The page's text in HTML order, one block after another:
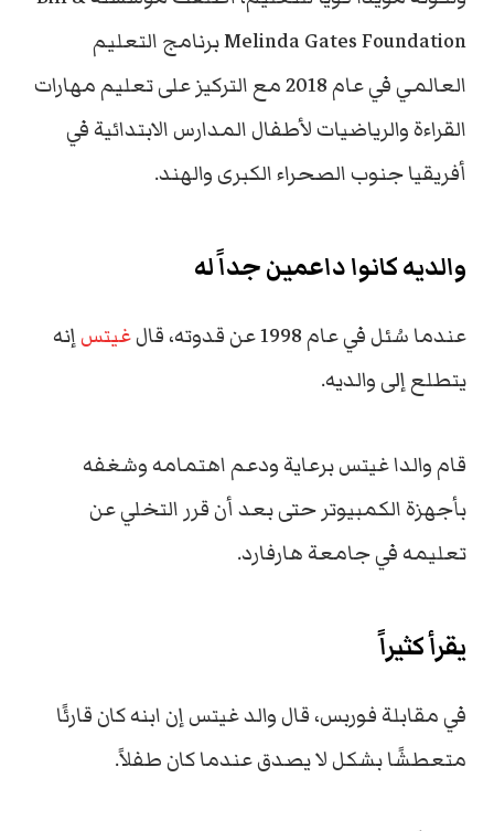
Melinda Gates Foundation برنامج التعليم
العالمي في عام 2018 مع التركيز على تعليم مهارات
القراءة والرياضيات لأطفال المدارس الابتدائية في
أفريقيا جنوب الصحراء الكبرى والهند.
والديه كانوا داعمين جداً له
عندما سُئل في عام 1998 عن قدوته، قال غيتسإنه
يتطلع إلى والديه.
قام والدا غيتس برعاية ودعم اهتمامهوشغفه
بأجهزة الكمبيوتر حتى بعد أن قرر التخلي عن
تعليمه في جامعة هارفارد.
يقرأ كثيراََ
في مقابلة فوربس، قال والد غيتس إن ابنه كان قارئًا
متعطشًا بشكل لا يصدق عندما كان طفلاً.